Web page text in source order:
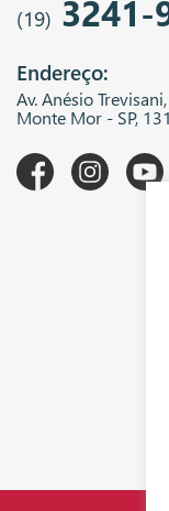
(19) 3241-
Endereço:
Av. Anésio
Monte Mor - SP,